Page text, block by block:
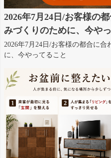
2026年7月24日/お客様の
みづくりのために、今や
2026年7月24日/お客様の都合に
に、今やってること